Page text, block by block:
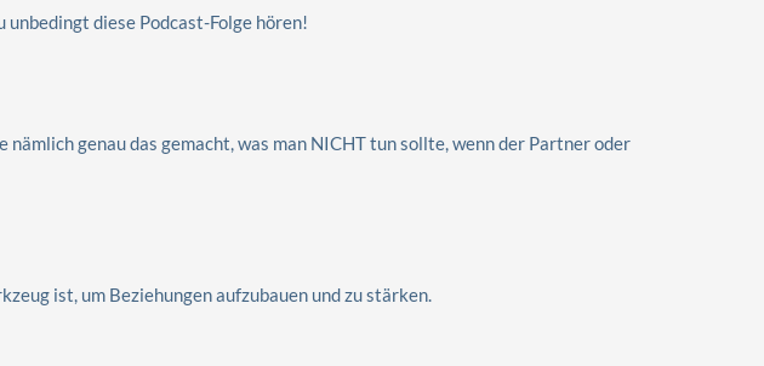
diese Podcast-Folge hören!
genau das gemacht, was man NICHT tun sollte, wenn der Partner oder
ist, um Beziehungen aufzubauen und zu stärken.